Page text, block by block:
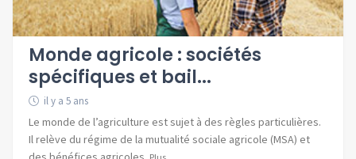
Monde agricole : sociétés
spécifiques et bail...
il y a 5 ans
Le monde de l’agriculture est sujet à des règles particulières.
Il relève du régime de la mutualité sociale agricole (MSA) et